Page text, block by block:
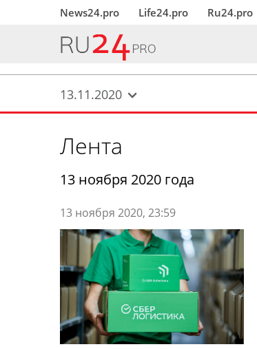
News24.pro Life24.pro Ru24.pro
13.11.2020
Лента
13 ноября 2020 года
13 ноября 2020, 23:59